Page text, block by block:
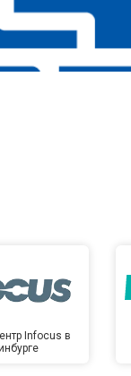
Infocus в